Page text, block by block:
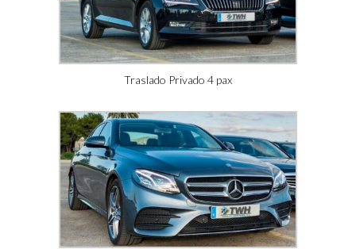
Traslado Privado 4 pax